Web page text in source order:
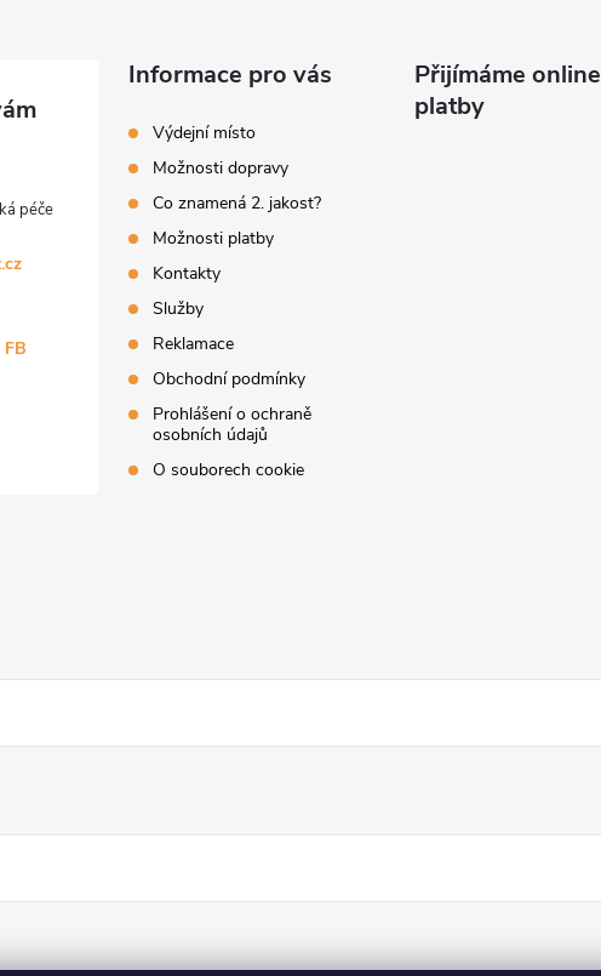
Informace pro vás
Výdejní místo
Možnosti dopravy
Co znamená 2. jakost?
Možnosti platby
Kontakty
Služby
Reklamace
Obchodní podmínky
Prohlášení o ochraně
osobních údajů
O souborech cookie
Přijímáme online
platby